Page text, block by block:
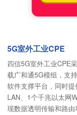
5G室外工业CPE
四信5G室外工业CPE
载广和通5G模组，支
软件支撑平台，同时
LAN、1个千兆以太网
现数据透明传输和路由